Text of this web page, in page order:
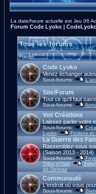
La date/heure actuelle est Jeu 06
Forum Code Lyoko |
Tous les forums
Forum
Code Lyoko
Venez échanger
Sous-forums:
Site/Forum
Tout ce qu'il faut
Sous-forums:
Vos Créations
Laissez parler votre
Sous-forums:
Lyoko, Fictions et
La Guerre des
Rassemblez-vous
(Saison 2013 - 2014)
Sous-forums:
Tribu d'Odd
de Delmas
Communauté
L'endroit où vous
Sous-forums: